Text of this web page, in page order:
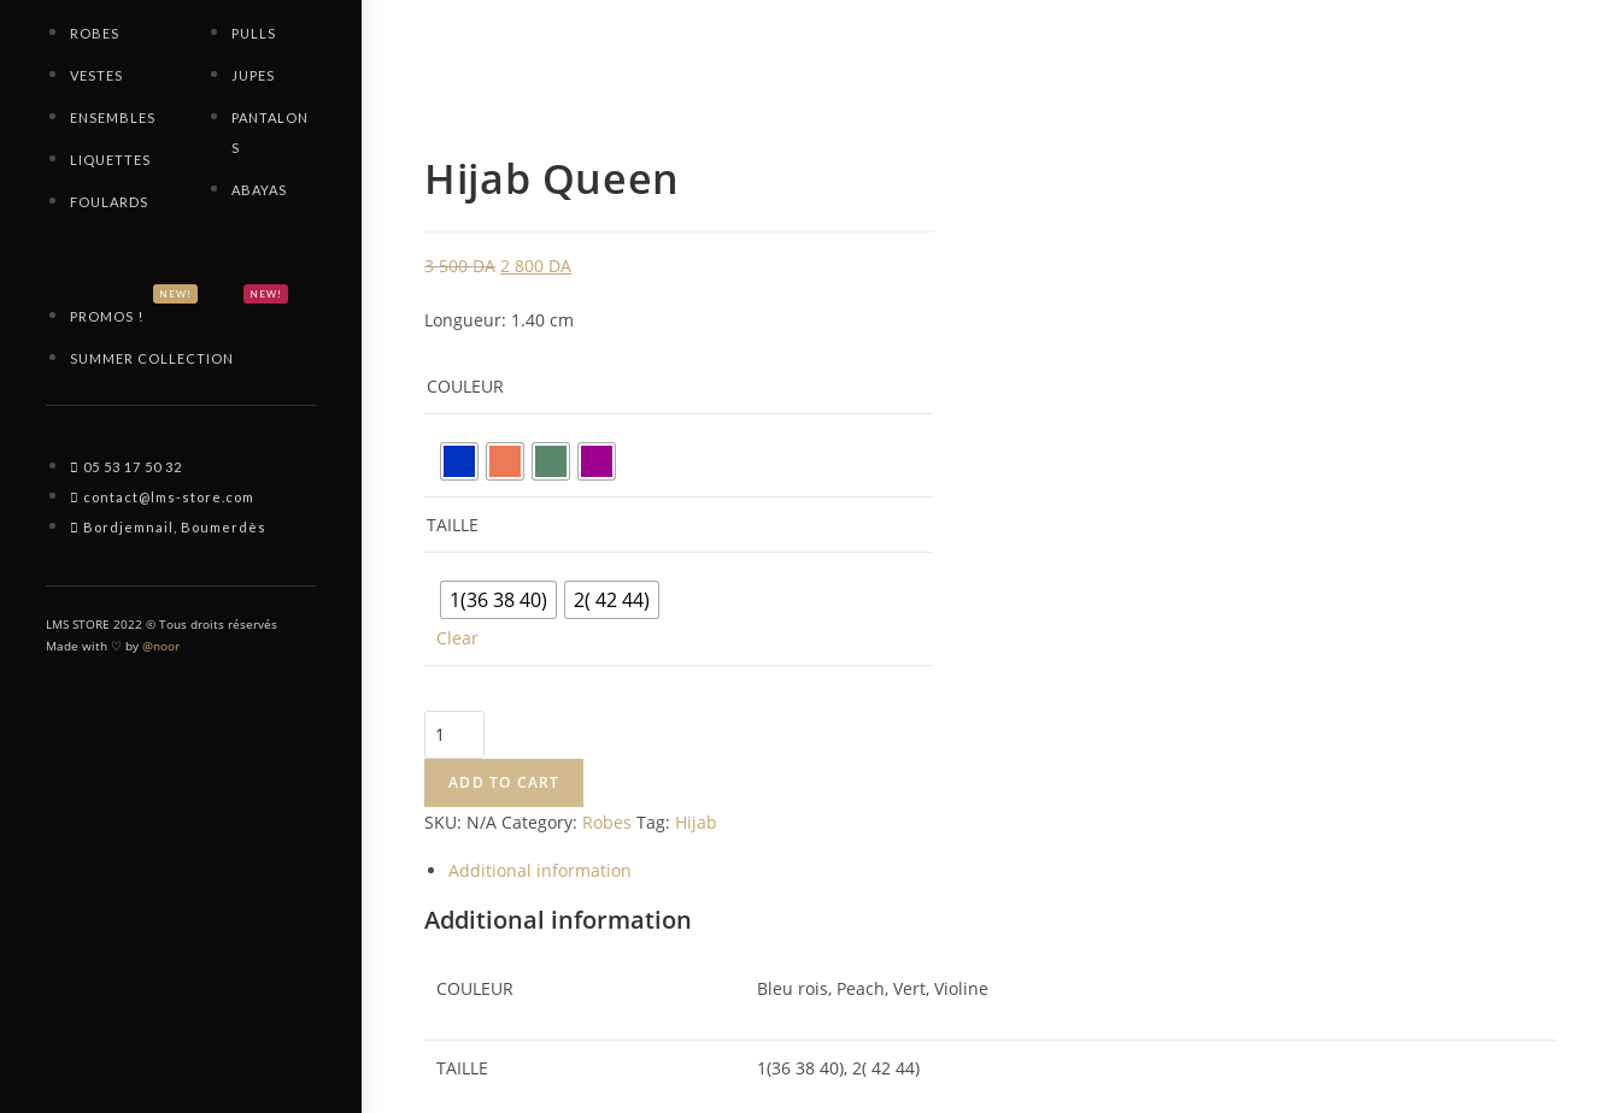
ROBES
VESTES
ENSEMBLES
LIQUETTES
FOULARDS
PULLS
JUPES
PANTALON
S
ABAYAS
PROMOS !
NEW!
SUMMER COLLECTION
NEW!
05 53 17 50 32
contact@lms-store.com
Bordjemnail, Boumerdès
LMS STORE 2022 © Tous droits réservés
Made with ♡ by @noor
Hijab Queen
3 500DA 2 800 DA
Longueur: 1.40 cm
COULEUR
TAILLE
1(36 38 40) 2( 42 44)
Clear
ADD TO CART
SKU: N/A Category: Robes Tag: Hijab
Additional information
Additional information
COULEUR Bleu rois, Peach, Vert, Violine
TAILLE 1(36 38 40), 2( 42 44)